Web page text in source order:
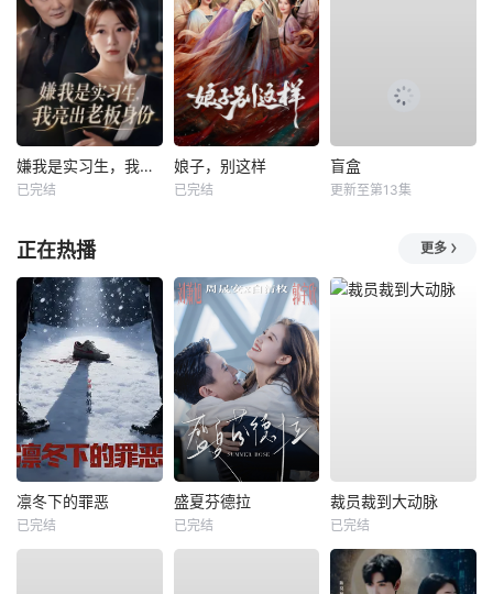
嫌我是实习生，我亮出老板身份
已完结
娘子，别这样
已完结
盲盒
更新至第13集
正在热播 更多
凛冬下的罪恶
已完结
盛夏芬德拉
已完结
裁员裁到大动脉
已完结